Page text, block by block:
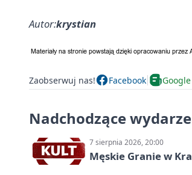
Autor:krystian
Zaobserwuj nas! Facebook
Nadchodzące
7 sierpnia 2026, 20:00
Męskie Granie w